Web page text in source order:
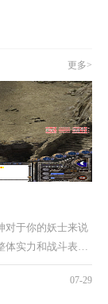
更多>
对于你的妖士来说
体实力和战斗表
07-29